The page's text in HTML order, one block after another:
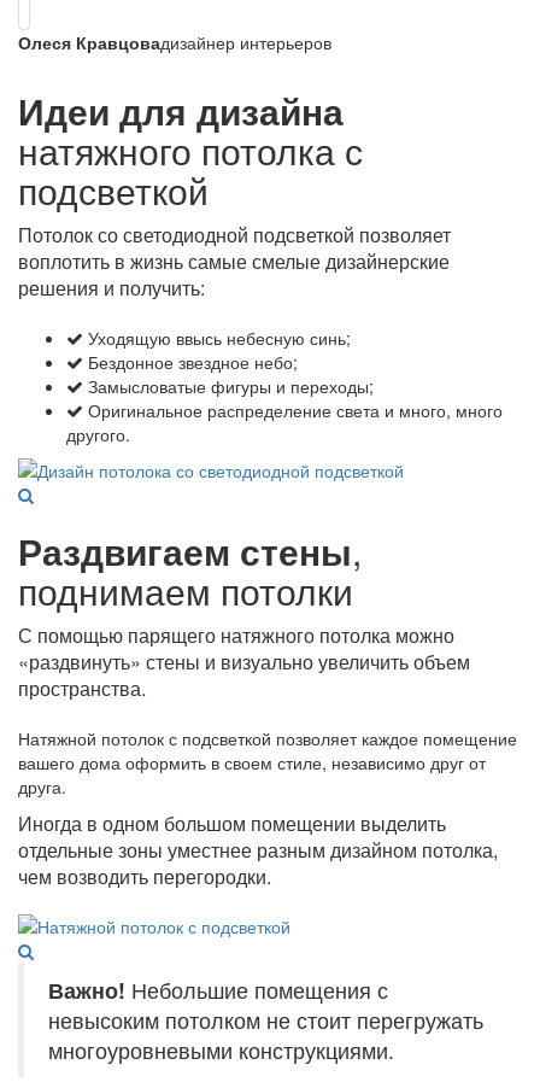
Олеся Кравцовадизайнер интерьеров
Идеи для дизайна
натяжного потолка с
подсветкой
Потолок со светодиодной подсветкой позволяет
воплотить в жизнь самые смелые дизайнерские
решения и получить:
Уходящую ввысь небесную синь;
Бездонное звездное небо;
Замысловатые фигуры и переходы;
Оригинальное распределение света и много, много
другого.
Раздвигаем стены,
поднимаем потолки
С помощью парящего натяжного потолка можно
«раздвинуть» стены и визуально увеличить объем
пространства.
Натяжной потолок с подсветкой позволяет каждое помещение
вашего дома оформить в своем стиле, независимо друг от
друга.
Иногда в одном большом помещении выделить
отдельные зоны уместнее разным дизайном потолка,
чем возводить перегородки.
Важно! Небольшие помещения с
невысоким потолком не стоит перегружать
многоуровневыми конструкциями.